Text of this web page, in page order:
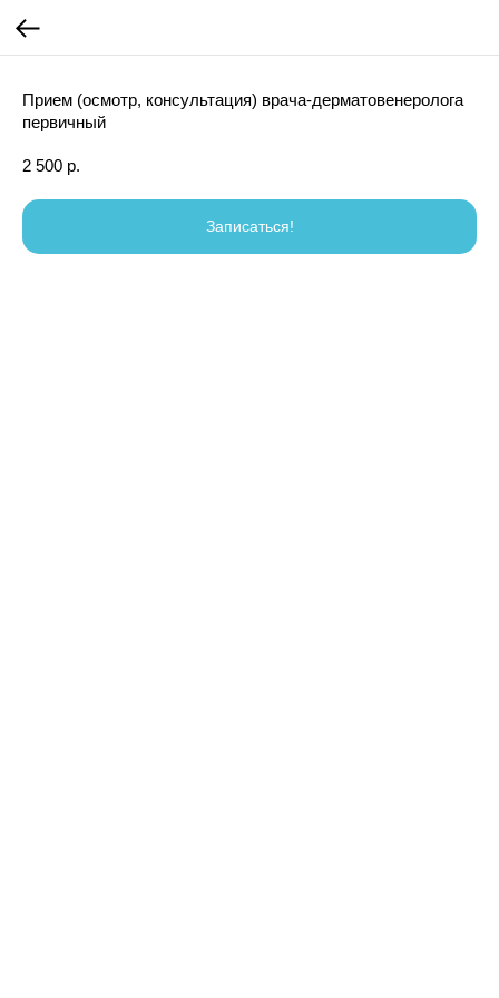
Прием (осмотр, консультация) врача-дерматовенеролога
первичный
2 500 р.
Записаться!